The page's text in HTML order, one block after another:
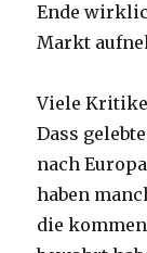
Ende
Markt
Viele
Dass
nach
haben
die